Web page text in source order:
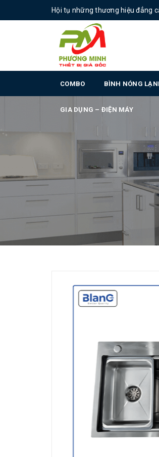
Hội tụ những thương hiệu đẳng
COMBO BÌNH NÓNG
GIA DỤNG – ĐIỆN MÁY